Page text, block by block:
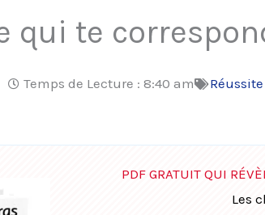
qui te
Temps de Lecture : 8:40 am
PDF GRATUIT QUI
Les